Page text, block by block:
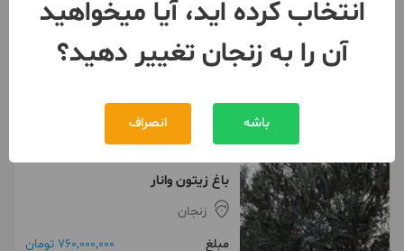
مبلغ
10,500,000,000 تومان
باغ زیتون وانار
زنجان
مبلغ
760,000,000 تومان
انتخاب کرده اید، آیا میخواهید
آن را به زنجان تغییر دهید؟
باشه انصراف